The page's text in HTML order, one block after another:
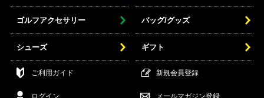
ゴルフアクセサリー バッグ/グッズ
シューズ ギフト
ご利用ガイド 新規会員登録